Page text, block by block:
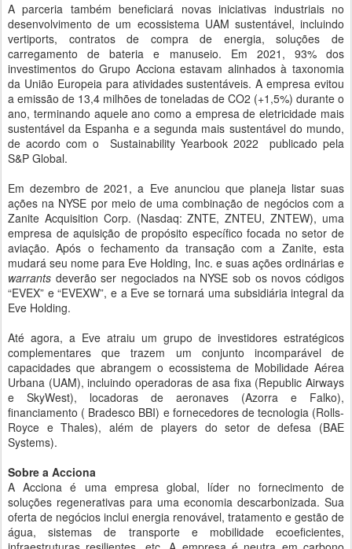
A parceria também beneficiará novas iniciativas industriais no
desenvolvimento de um ecossistema UAM sustentável, incluindo
vertiports, contratos de compra de energia, soluções de
carregamento de bateria e manuseio. Em 2021, 93% dos
investimentos do Grupo Acciona estavam alinhados à taxonomia
da União Europeia para atividades sustentáveis. A empresa evitou
a emissão de 13,4 milhões de toneladas de CO2 (+1,5%) durante o
ano, terminando aquele ano como a empresa de eletricidade mais
sustentável da Espanha e a segunda mais sustentável do mundo,
de acordo com o Sustainability Yearbook 2022 publicado pela
S&P Global.
Em dezembro de 2021, a Eve anunciou que planeja listar suas
ações na NYSE por meio de uma combinação de negócios com a
Zanite Acquisition Corp. (Nasdaq: ZNTE, ZNTEU, ZNTEW), uma
empresa de aquisição de propósito específico focada no setor de
aviação. Após o fechamento da transação com a Zanite, esta
mudará seu nome para Eve Holding, Inc. e suas ações ordinárias e
warrants deverão ser negociados na NYSE sob os novos códigos
“EVEX” e “EVEXW”, e a Eve se tornará uma subsidiária integral da
Eve Holding.
Até agora, a Eve atraiu um grupo de investidores estratégicos
complementares que trazem um conjunto incomparável de
capacidades que abrangem o ecossistema de Mobilidade Aérea
Urbana (UAM), incluindo operadoras de asa fixa (Republic Airways
e SkyWest), locadoras de aeronaves (Azorra e Falko),
financiamento ( Bradesco BBI) e fornecedores de tecnologia (Rolls-
Royce e Thales), além de players do setor de defesa (BAE
Systems).
Sobre a Acciona
A Acciona é uma empresa global, líder no fornecimento de
soluções regenerativas para uma economia descarbonizada. Sua
oferta de negócios inclui energia renovável, tratamento e gestão de
água, sistemas de transporte e mobilidade ecoeficientes,